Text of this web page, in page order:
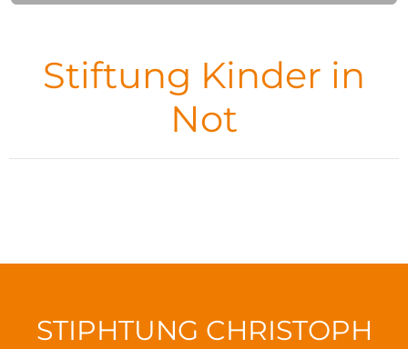
Stiftung Kinder in
Not
STIPHTUNG CHRISTOPH